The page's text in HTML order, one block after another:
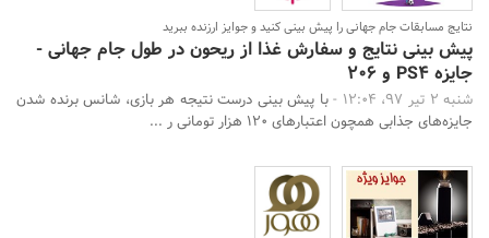
نتایج مسابقات جام جهانی را پیش بینی کنید و جوایز ارزنده ببرید
پیش بینی نتایج و سفارش غذا از ریحون در طول جام جهانی -
جایزه PS4 و 206
شنبه 2 تیر 97، 12:04 -
با پیش بینی درست نتیجه هر بازی، شانس برنده شدن
جایزه‌های جذابی همچون اعتبارهای 120 هزار تومانی ر ...